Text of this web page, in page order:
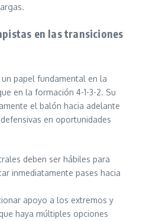
en las transiciones
papel fundamental en la
en la formación 4-1-3-2. Su
el balón hacia adelante
en oportunidades
deben ser hábiles para
inmediatamente pases hacia
apoyo a los extremos y
haya múltiples opciones